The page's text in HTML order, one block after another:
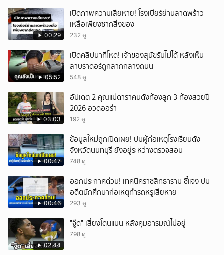
00:29
เปิดภาพความเสียหาย! โรงเบียร์ย่านลาดพร้าว
เหลือเพียงซากสิ่งของ
232 ดู
05:52
เปิดคลิปนาทีโหด! เจ้าของสุนัขรับไม่ได้ หลังเห็น
ลาบราดอร์ถูกลากกลางถนน
548 ดู
03:03
อัปเดต 2 คุณแม่ดาราคนดังท้องลูก 3 ท้องสวยปี
2026 อวดออร่า
192 ดู
00:47
ข้อมูลใหม่ถูกเปิดเผย! ปมผู้ก่อเหตุโรงเรียนดัง
จังหวัดนนทบุรี ยังอยู่ระหว่างตรวจสอบ
748 ดู
00:46
ออกประกาศด่วน! เทคนิคราชสิทธาราม ชี้แจง ปม
อดีตนักศึกษาก่อเหตุทำรถหรูเสียหาย
293 ดู
02:44
"จู๊ด" เสี่ยงโดนแบน หลังคุมอารมณ์ไม่อยู่
798 ดู